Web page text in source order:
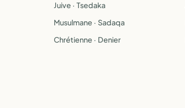
Juive · Tsedaka
Musulmane · Sadaqa
Chrétienne · Denier